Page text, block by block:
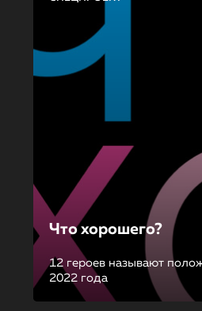
Что хорошего?
12 героев называют
2022 года